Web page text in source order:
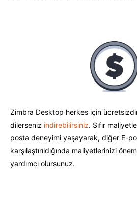
Zimbra Desktop herkes için
dilerseniz indirebilirsiniz. Sıfır
posta deneyimi yaşayarak, diğer E-
karşılaştırıldığında maliyetlerinizi
yardımcı olursunuz.